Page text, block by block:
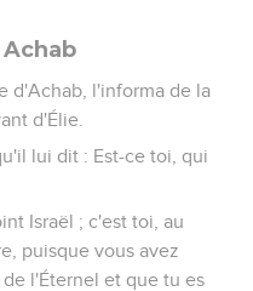
d'Achab, l'informa de la
d'Élie.
lui dit : Est-ce toi, qui
Israël ; c'est toi, au
puisque vous avez
l'Éternel et que tu es